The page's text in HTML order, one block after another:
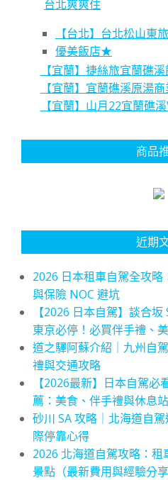
台北爽爽住
【台北】台北松山
優美飯店★
【宜蘭】捷絲旅宜蘭礁
【宜蘭】宜蘭礁溪原湯
【宜蘭】山月22宜蘭礁
商品
近期
2026 日本租車自駕全攻
與保險 NOC 避坑
【2026 日本自駕】談合
東京必停！必買伴手禮、
道之驛阿蘇介紹｜九州自
禮與交通攻略
【2026最新】日本自駕
薦：美食、伴手禮與休息
砂川 SA 攻略｜北海道自
際停靠心得
2026 北海道自駕攻略：
景點（最新費用與經驗分享